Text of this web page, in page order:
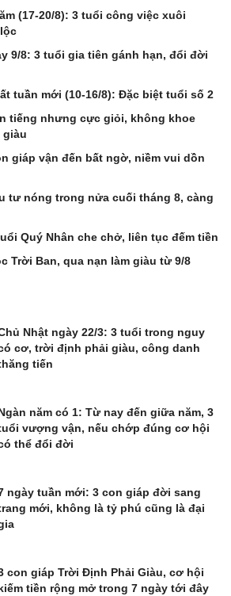
(17-20/8): 3 tuổi công việc xuôi
9/8: 3 tuổi gia tiên gánh hạn, đổi đời
tuần mới (10-16/8): Đặc biệt tuổi số 2
tiếng nhưng cực giỏi, không khoe
giàu
giáp vận đến bất ngờ, niềm vui dồn
tư nóng trong nửa cuối tháng 8, càng
Quý Nhân che chở, liên tục đếm tiền
Trời Ban, qua nạn làm giàu từ 9/8
Nhật ngày 22/3: 3 tuổi trong nguy
cơ, trời định phải giàu, công danh
tiến
năm có 1: Từ nay đến giữa năm, 3
vượng vận, nếu chớp đúng cơ hội
thể đổi đời
ngày tuần mới: 3 con giáp đời sang
mới, không là tỷ phú cũng là đại
con giáp Trời Định Phải Giàu, cơ hội
tiền rộng mở trong 7 ngày tới đây